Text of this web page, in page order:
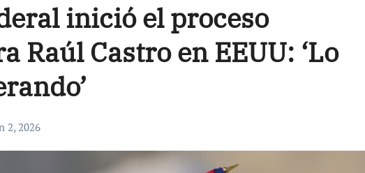
inició el proceso
Raúl Castro en EEUU: ‘Lo
2, 2026